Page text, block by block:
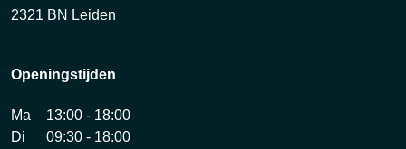
2321 BN Leiden
Openingstijden
Ma
13:00 - 18:00
Di
09:30 - 18:00